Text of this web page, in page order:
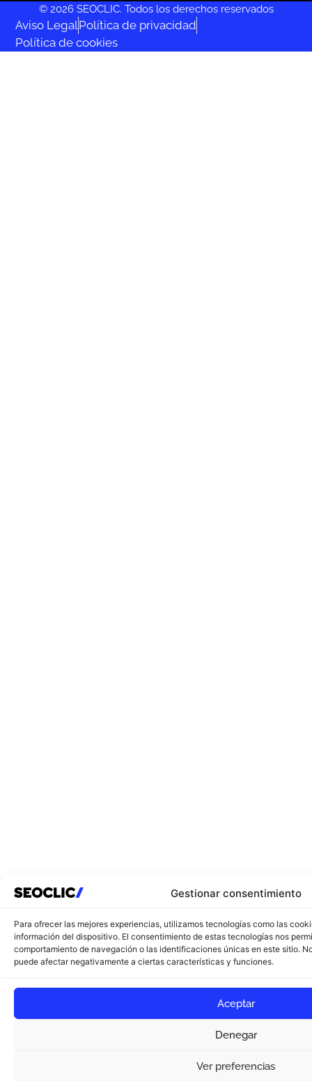
Gestionar consentimiento
Para ofrecer las mejores experiencias, utilizamos tecnologías como las
información del dispositivo. El consentimiento de estas tecnologías nos
comportamiento de navegación o las identificaciones únicas en este sitio.
puede afectar negativamente a ciertas características y funciones.
Aceptar
Denegar
Ver preferencias
© 2026 SEOCLIC. Todos los derechos reservados
Aviso LegalPolítica de privacidad
Política de cookies